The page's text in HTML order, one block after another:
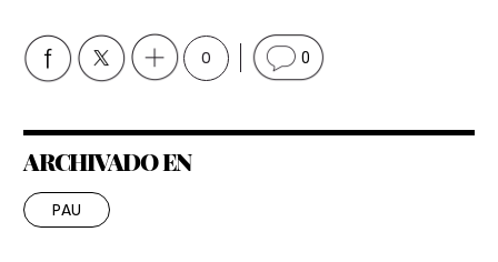
0 0
ARCHIVADO EN
PAU